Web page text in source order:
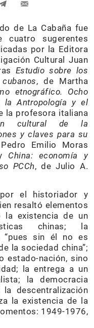
de La Cabaña fue
sugerentes
por la Editora
Cultural Juan
Estudio sobre los
, de Martha
etnográfico. Ocho
la Antropología y el
la profesora italiana
cultural de la
y claves para su
Emilio Moras
China: economía y
PCCh, de Julio A.
el historiador y
resaltó elementos
la existencia de un
chinas; la
“pues sin él no es
la sociedad china”;
estado-nación, sino
la entrega a un
la democracia
descentralización
la existencia de la
1949-1976,